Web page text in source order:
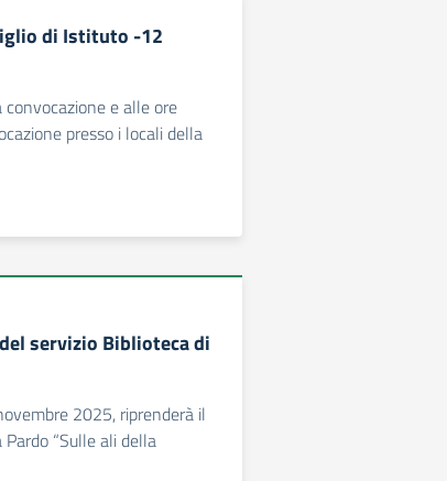
di Istituto -12
e alle ore
presso i locali della
servizio Biblioteca di
2025, riprenderà il
“Sulle ali della